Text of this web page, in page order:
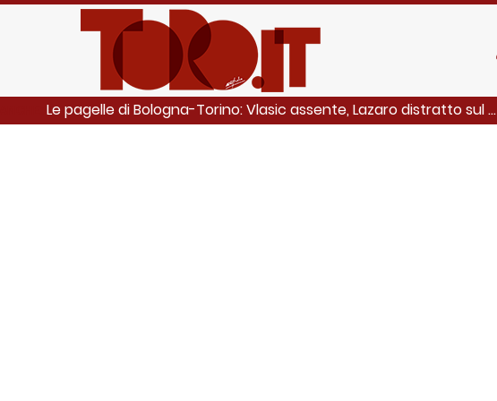
Le pagelle di Bologna-Torino: Vlasic assente, Lazaro distratto sul ...